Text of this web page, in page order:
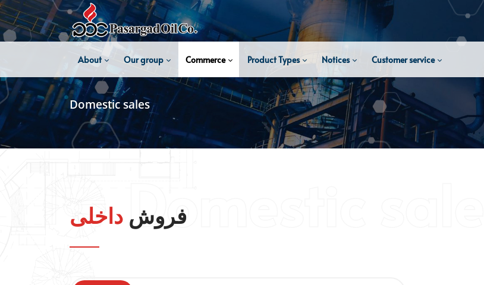
About Our group Commerce Product Types Notices Customer service
Domesticsales
Domestic sales
فروش داخلی